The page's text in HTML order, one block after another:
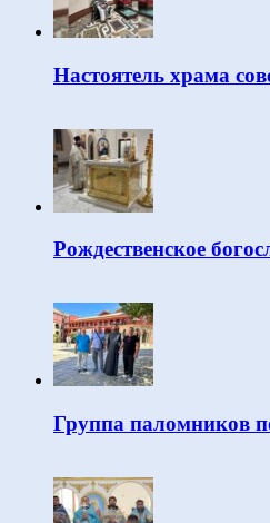
Настоятель храма
Рождественское
Группа паломников